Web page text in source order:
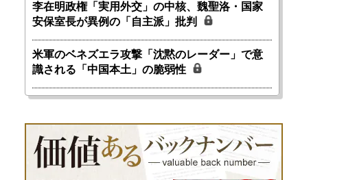
李在明政権「実用外交」の中核、魏聖洛・国家
安保室長が異例の「自主派」批判
米軍のベネズエラ攻撃「沈黙のレーダー」で意
識される「中国本土」の脆弱性